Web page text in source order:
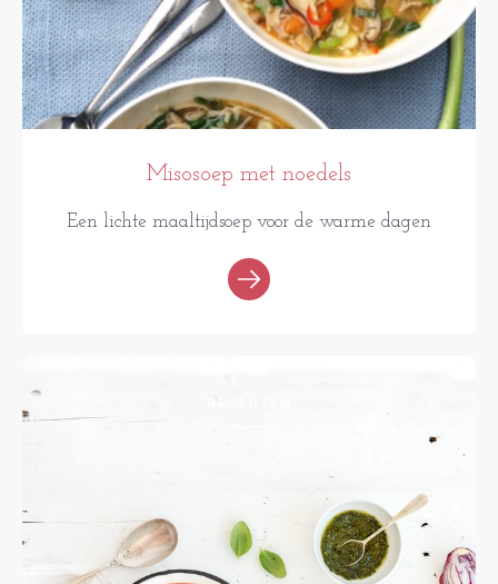
Misosoep met noedels
Een lichte maaltijdsoep voor de warme dagen